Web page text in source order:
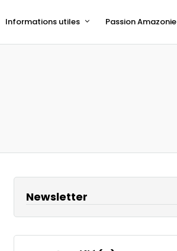
Informations utiles Passion Amazonie
Newsletter